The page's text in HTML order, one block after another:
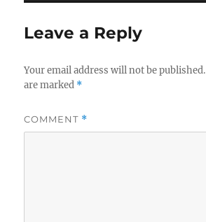
o
e
Leave a Reply
Your email address will not be published.
are marked *
COMMENT *